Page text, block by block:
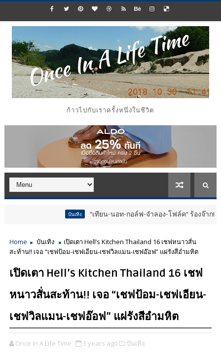
ก้าวไปกับเราครั้งหนึ่งในชีวิต
“เทียน-นอท-กอล์ฟ-จำลอง-โฟล์ค” ร้องจ๊าก!! อุปกรณ์ม่วนจ
Home บันเทิง
เปิดเตา Hell’s Kitchen Thailand 16 เชฟหนาวสั่น
สะท้าน!! เจอ “เชฟป้อม-เชฟเอียน-เชฟวิลแมน-เชฟอ๊อฟ” แผ่รังสีอำมหิต
เปิดเตา Hell’s Kitchen Thailand 16 เชฟ
หนาวสั่นสะท้าน!! เจอ “เชฟป้อม-เชฟเอียน-
เชฟวิลแมน-เชฟอ๊อฟ” แผ่รังสีอำมหิต
Once In A Life Time 3 years ago บันเทิง,